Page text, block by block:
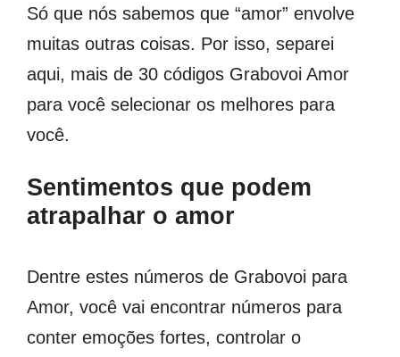
Só que nós sabemos que “amor” envolve
muitas outras coisas. Por isso, separei
aqui, mais de 30 códigos Grabovoi Amor
para você selecionar os melhores para
você.
Sentimentos que podem
atrapalhar o amor
Dentre estes números de Grabovoi para
Amor, você vai encontrar números para
conter emoções fortes, controlar o